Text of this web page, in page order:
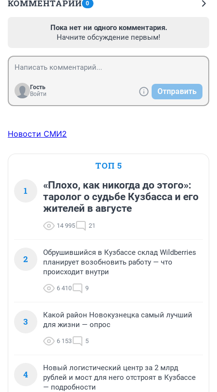
КОММЕНТАРИИ 0
Пока нет ни одного комментария.
Начните обсуждение первым!
Гость
Войти
Отправить
Новости СМИ2
ТОП 5
1
«Плохо, как никогда до этого»:
таролог о судьбе Кузбасса и его
жителей в августе
14 995 21
2
Обрушившийся в Кузбассе склад Wildberries
планирует возобновить работу — что
происходит внутри
6 410 9
3
Какой район Новокузнецка самый лучший
для жизни — опрос
6 153 5
4
Новый логистический центр за 2 млрд
рублей и мост для него отстроят в Кузбассе
— подробности